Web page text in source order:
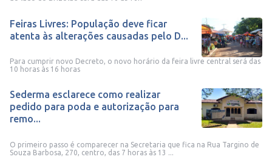
Feiras Livres: População deve ficar
atenta às alterações causadas pelo D...
Para cumprir novo Decreto, o novo horário da feira livre central será das
10 horas às 16 horas
Sederma esclarece como realizar
pedido para poda e autorização para
remo...
O primeiro passo é comparecer na Secretaria que fica na Rua Targino de
Souza Barbosa, 270, centro, das 7 horas às 13 ...